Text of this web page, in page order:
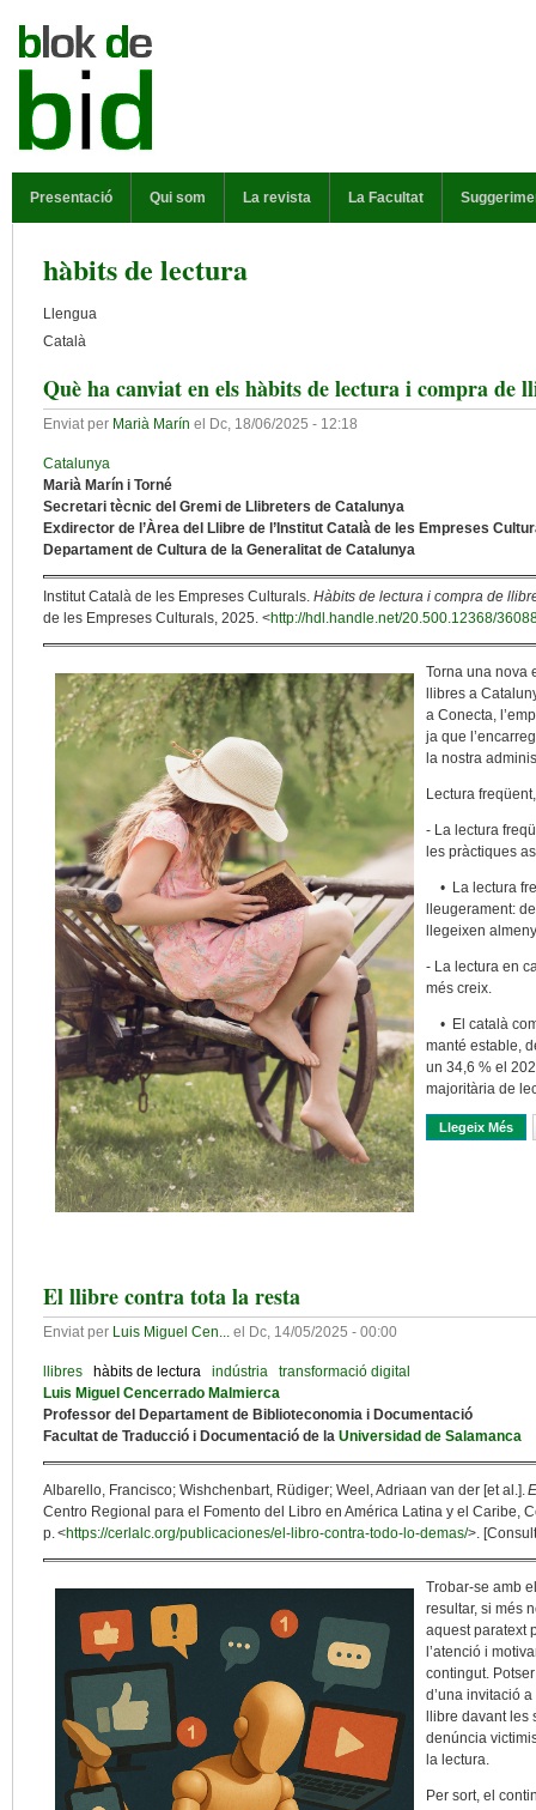
Presentació Qui som La revista La Facultat
hàbits de lectura
Llengua
Català
Què ha canviat en els hàbits de lectura i compra de
Enviat per Marià Marín el Dc, 18/06/2025 - 12:18
Catalunya
Marià Marín i Torné
Secretari tècnic del Gremi de Llibreters de Catalunya
Exdirector de l’Àrea del Llibre de l’Institut Català de les Empreses
Departament de Cultura de la Generalitat de Catalunya
Institut Català de les Empreses Culturals. Hàbits de lectura i compra de
de les Empreses Culturals, 2025. <http://hdl.handle.net/20.500.12368/
Torna una nova
llibres a
a Conecta,
ja que
la nostra
Lectura
- La lectura
les pràctiques
• La lectura
lleugerament:
llegeixen
- La lectura en
més creix.
• El català
manté estable,
un 34,6 % el
majoritària de
Llegeix Més
El llibre contra tota la resta
Enviat per Luis Miguel Cen... el Dc, 14/05/2025 - 00:00
llibres hàbits de lectura indústria
transformació digital
Luis Miguel Cencerrado Malmierca
Professor del Departament de Biblioteconomia i Documentació
Facultat de Traducció i Documentació de la Universidad de Salamanca
Albarello, Francisco; Wishchenbart, Rüdiger; Weel, Adriaan van der [et al.].
Centro Regional para el Fomento del Libro en América Latina y el Caribe,
p. <https://cerlalc.org/publicaciones/el-libro-contra-todo-lo-demas/>.
Trobar-se amb
resultar, si més
aquest paratext
l’atenció i
contingut.
d’una invitació
llibre davant
denúncia
la lectura.
Per sort, el